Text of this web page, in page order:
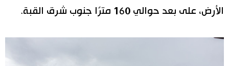
الأرض، على بعد حوالي 160 مترًا جنوب شرق القبة.